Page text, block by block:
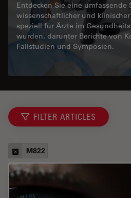
Entdecken Sie eine umfassende
wissenschaftlicher und
speziell für Ärzte im
wurden, darunter Berichte von
Fallstudien und Symposien.
FILTER ARTICLES
M822